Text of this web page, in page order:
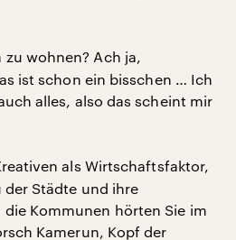
zu wohnen? Ach ja,
ist schon ein bisschen … Ich
alles, also das scheint mir
als Wirtschaftsfaktor,
der Städte und ihre
Kommunen hörten Sie im
Kamerun, Kopf der